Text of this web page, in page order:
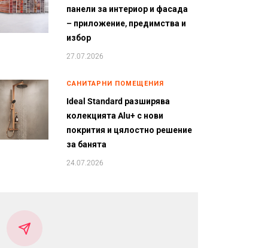
панели за интериор и фасада
– приложение, предимства и
избор
27.07.2026
САНИТАРНИ ПОМЕЩЕНИЯ
Ideal Standard разширява
колекцията Alu+ с нови
покрития и цялостно решение
за банята
24.07.2026